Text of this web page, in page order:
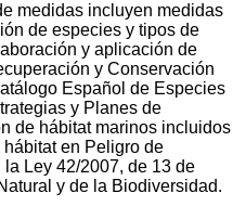
medidas incluyen medidas
de especies y tipos de
y aplicación de
y Conservación
Español de Especies
y Planes de
de hábitat marinos incluidos
en Peligro de
Ley 42/2007, de 13 de
y de la Biodiversidad.